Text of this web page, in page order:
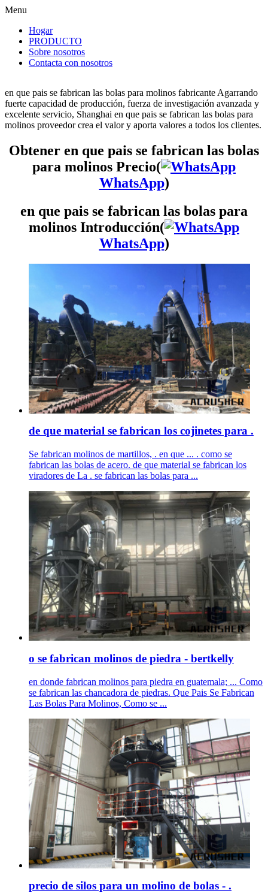
Menu
Hogar
PRODUCTO
Sobre nosotros
Contacta con nosotros
en que pais se fabrican las bolas para molinos fabricante Agarrando
fuerte capacidad de producción, fuerza de investigación avanzada y
excelente servicio, Shanghai en que pais se fabrican las bolas para
molinos proveedor crea el valor y aporta valores a todos los clientes.
Obtener en que pais se fabrican las bolas
para molinos Precio(
WhatsApp)
en que pais se fabrican las bolas para
molinos Introducción(
WhatsApp)
de que material se fabrican los cojinetes para .
Se fabrican molinos de martillos, . en que ... . como se
fabrican las bolas de acero. de que material se fabrican los
viradores de La . se fabrican las bolas para ...
o se fabrican molinos de piedra - bertkelly
en donde fabrican molinos para piedra en guatemala; ... Como
se fabrican las chancadora de piedras. Que Pais Se Fabrican
Las Bolas Para Molinos, Como se ...
precio de silos para un molino de bolas - .